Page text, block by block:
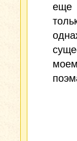
еще